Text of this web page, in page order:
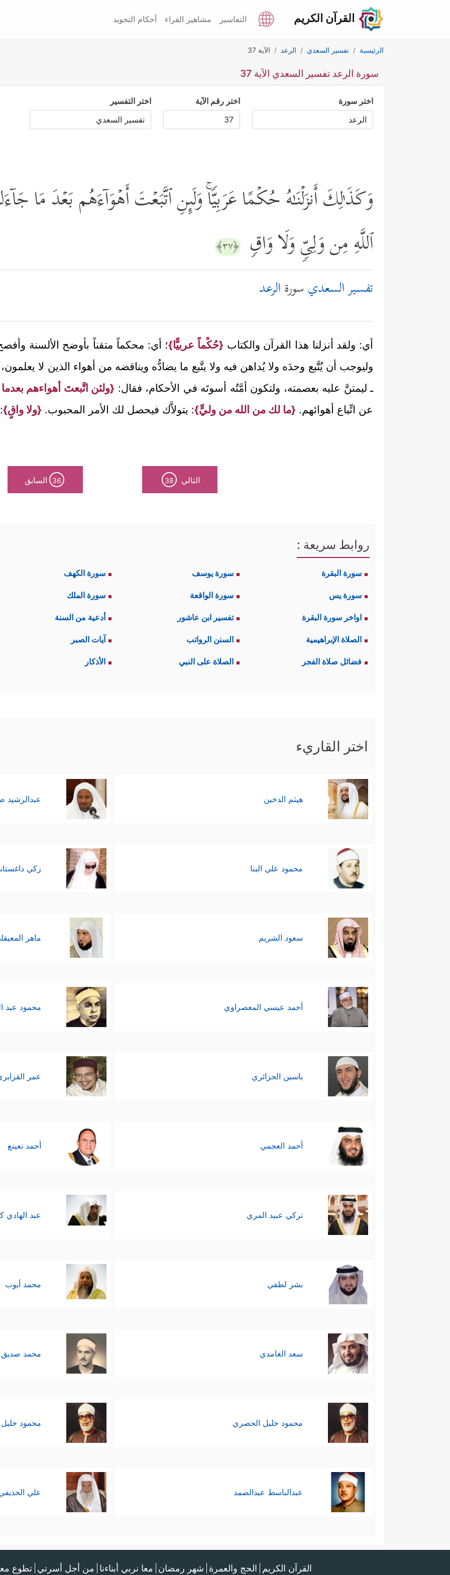
القرآن الكريم التفاسير مشاهير القراء أحكام التجويد
الرئيسية تفسير السعدي الرعد الآية 37
سورة الرعد تفسير السعدي الآية 37
اختر سورة اختر رقم الآية اختر التفسير
وَكَذَ ٰ⁠لِكَ أَنزَلۡنَـٰهُ حُكۡمًا عَرَبِیࣰّاۚ وَلَىِٕنِ ٱتَّبَعۡتَ أَهۡوَاۤءَهُم بَعۡدَ مَا
ٱللَّهِ مِن وَلِیࣲّ وَلَا وَاقࣲ ﴿٣٧﴾
تفسير السعدي سورةالرعد
أي: ولقد أنزلنا هذا القرآن والكتاب {حُكْماً عربيًّا}؛ أي: محكماً متقناً بأوضح الألسنة
وليوجب أن يُتَّبع وحدَه ولا يُداهن فيه ولا يتَّبع ما يضادُّه ويناقضه من أهواء الذين لا
ـ ليمتنَّ عليه بعصمته، ولتكون أمَّتُه أسوتَه في الأحكام، فقال: {ولئن اتَّبعتَ أهواءهم
عن اتِّباع أهوائهم. {ما لك من الله من وليٍّ}: يتولاَّك فيحصل لك الأمر المحبوب. {ولا واقٍ}
التالي 38
36 السابق
روابط سريعة :
سورة البقرة سورة يوسف سورة الكهف
سورة يس سورة الواقعة سورة الملك
اواخر سورة البقرة تفسير ابن عاشور أدعية من السنة
الصلاة الإبراهيمية السنن الرواتب آيات الصبر
فضائل صلاة الفجر الصلاة على النبي الأذكار
اختر القاريء
هيثم الدخين عبدالرشيد
محمود علي البنا زكي
سعود الشريم ماهر
أحمد عيسي المعصراوي محمود عبد
ياسين الجزائري عمر
أحمد العجمي أحمد نعينع
تركي عبيد المري عبد الهادي
بشر لطفي محمد أيوب
سعد الغامدي محمد صديق
محمود خليل الحصري محمود
عبدالباسط عبدالصمد علي
القرآن الكريم الحج والعمرة شهر رمضان معا نربي أبناءنا من أجل أسرتي تطوع